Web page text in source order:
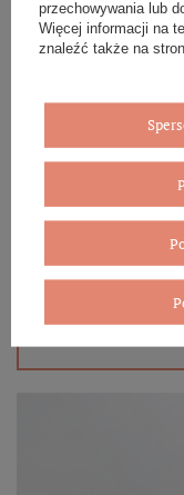
Biżuterię i
BOVEM otrzymasz
ekologicznej
mogą się
przechowywania lub
Więcej informacji na
znaleźć także na